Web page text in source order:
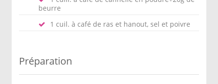
beurre
1 cuil. à café de ras et hanout, sel et poivre
Préparation